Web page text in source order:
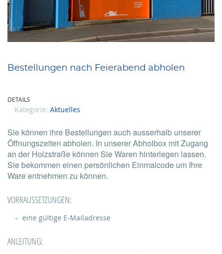
Bestellungen nach Feierabend abholen
DETAILS
Kategorie: Aktuelles
Sie können ihre Bestellungen auch ausserhalb unserer
Öffnungszeiten abholen. In unserer Abholbox mit Zugang
an der Holzstraße können Sie Waren hinterlegen lassen.
Sie bekommen einen persönlichen Einmalcode um Ihre
Ware entnehmen zu können.
VORRAUSSETZUNGEN:
eine gültige E-Mailadresse
ANLEITUNG: